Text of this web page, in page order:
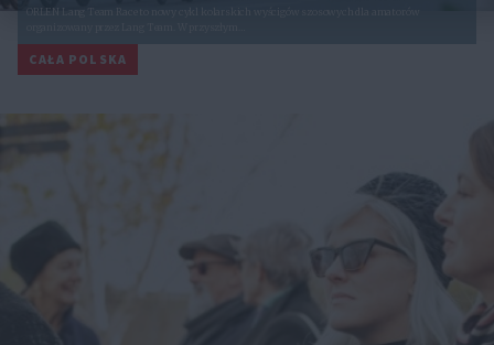
ORLEN Lang Team Race to nowy cykl kolarskich wyścigów szosowych dla amatorów
CAŁA POLSKA